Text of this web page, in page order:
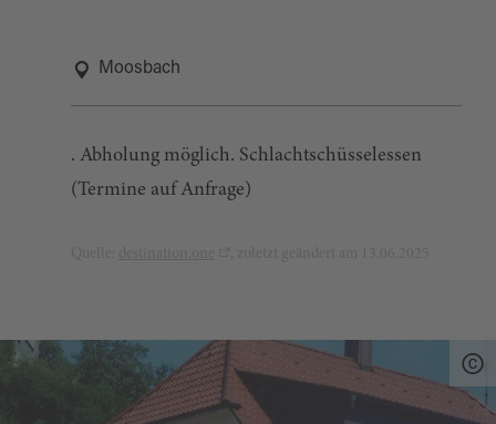
Moosbach
. Abholung möglich. Schlachtschüsselessen
(Termine auf Anfrage)